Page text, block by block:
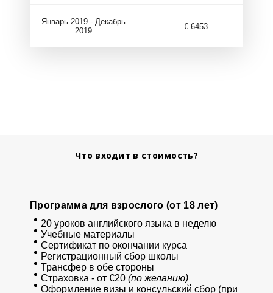
Январь 2019 - Декабрь
2019
€ 6453
Что входит в стоимость?
Программа для взрослого (от 18 лет)
20 уроков английского языка в неделю
Учебные материалы
Сертификат по окончании курса
Регистрационный сбор школы
Трансфер в обе стороны
Страховка - от €20 (по желанию)
Оформление визы и консульский сбор (при